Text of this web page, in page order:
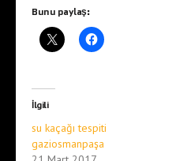
Bunu paylaş:
İlgili
su kaçağı tespiti
gaziosmanpaşa